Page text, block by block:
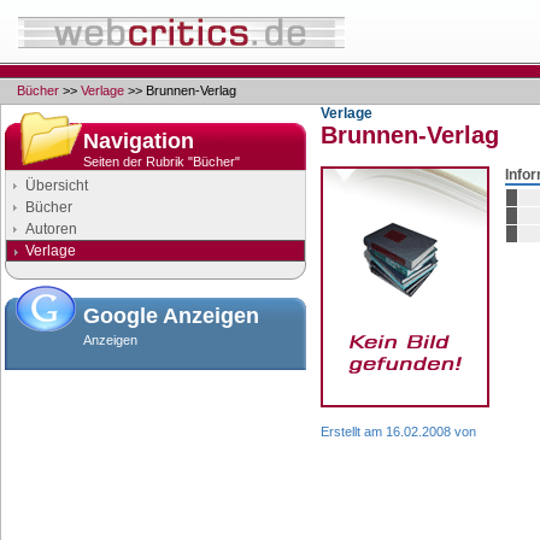
Bücher >> Verlage >> Brunnen-Verlag
Navigation
Seiten der Rubrik "Bücher"
Übersicht
Bücher
Autoren
Verlage
Google Anzeigen
Anzeigen
Verlage
Brunnen-Verlag
Erstellt am 16.02.2008 von